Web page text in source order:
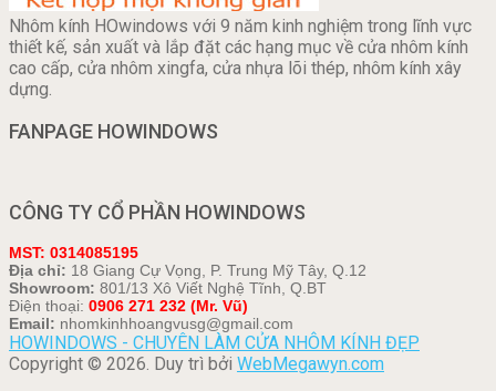
Nhôm kính HOwindows với 9 năm kinh nghiệm trong lĩnh vực
thiết kế, sản xuất và lắp đặt các hạng mục về cửa nhôm kính
cao cấp, cửa nhôm xingfa, cửa nhựa lõi thép, nhôm kính xây
dựng.
FANPAGE HOWINDOWS
CÔNG TY CỔ PHẦN HOWINDOWS
MST: 0314085195
Địa chỉ: 18 Giang Cự Vọng, P. Trung Mỹ Tây, Q.12
Showroom: 801/13 Xô Viết Nghệ Tĩnh, Q.BT
Điện thoại: 0906 271 232 (Mr. Vũ)
Email: nhomkinhhoangvusg@gmail.com
HOWINDOWS - CHUYÊN LÀM CỬA NHÔM KÍNH ĐẸP
Copyright © 2026. Duy trì bởi WebMegawyn.com